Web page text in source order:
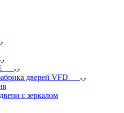
дверей VFD
c зеркалом